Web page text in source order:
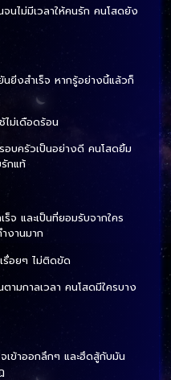
นไม่มีเวลาให้คนรัก คนโสดยัง
ยิ่งสำเร็จ หากรู้อย่างนี้แล้วก็
ม่เดือดร้อน
บครัวเป็นอย่างดี คนโสดยิ้ม
กแท้
จ และเป็นที่ยอมรับจากใคร
งานมาก
รื่อยๆ ไม่ติดขัด
มกาลเวลา คนโสดมีใครบาง
ข้าออกลึกๆ และฮึดสู้กับมัน